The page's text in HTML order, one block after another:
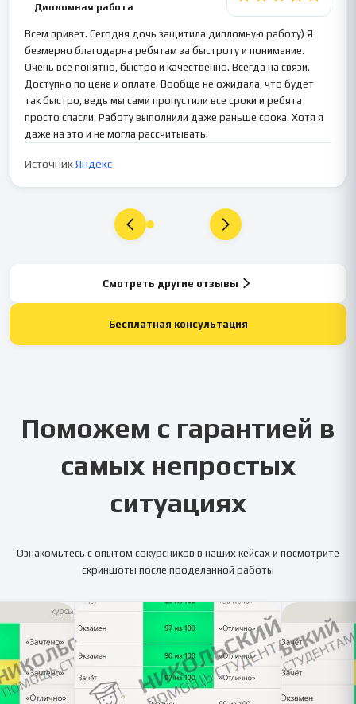
Дипломная работа
Всем привет. Сегодня дочь защитила дипломную работу) Я
безмерно благодарна ребятам за быстроту и понимание.
Очень все понятно, быстро и качественно. Всегда на связи.
Доступно по цене и оплате. Вообще не ожидала, что будет
так быстро, ведь мы сами пропустили все сроки и ребята
просто спасли. Работу выполнили даже раньше срока. Хотя я
даже на это и не могла рассчитывать.
ИсточникЯндекс
Смотреть другие отзывы
Бесплатная консультация
Поможем с гарантией в
самых непростых
ситуациях
Ознакомьтесь с опытом сокурсников в наших кейсах и посмотрите
скриншоты после проделанной работы